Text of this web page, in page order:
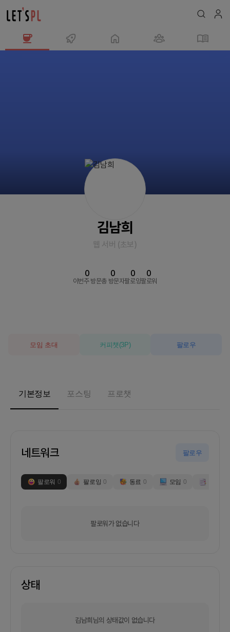
김남희
웹 서버 (초보)
이번주 방문
0
총 방문자
0
팔로잉
0
팔로워
0
모임 초대 커피챗 (3P) 팔로우
기본정보 포스팅 프로챗
네트워크 팔로우
팔로워 0 팔로잉 0 동료 0 모임 0
팔로워가 없습니다
상태
김남희님의 상태값이 없습니다